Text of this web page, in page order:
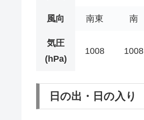
風向 南東 南
気圧
(hPa)
1008 1008
日の出・日の入り